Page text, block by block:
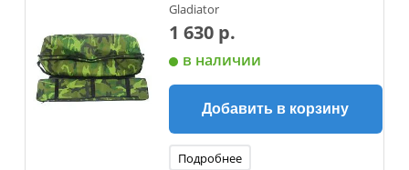
Gladiator
1 630 р.
в наличии
Добавить в корзину
Подробнее